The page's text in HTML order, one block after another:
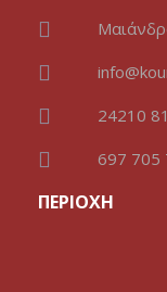
24210
697 705
ΠΕΡΙΟΧΗ